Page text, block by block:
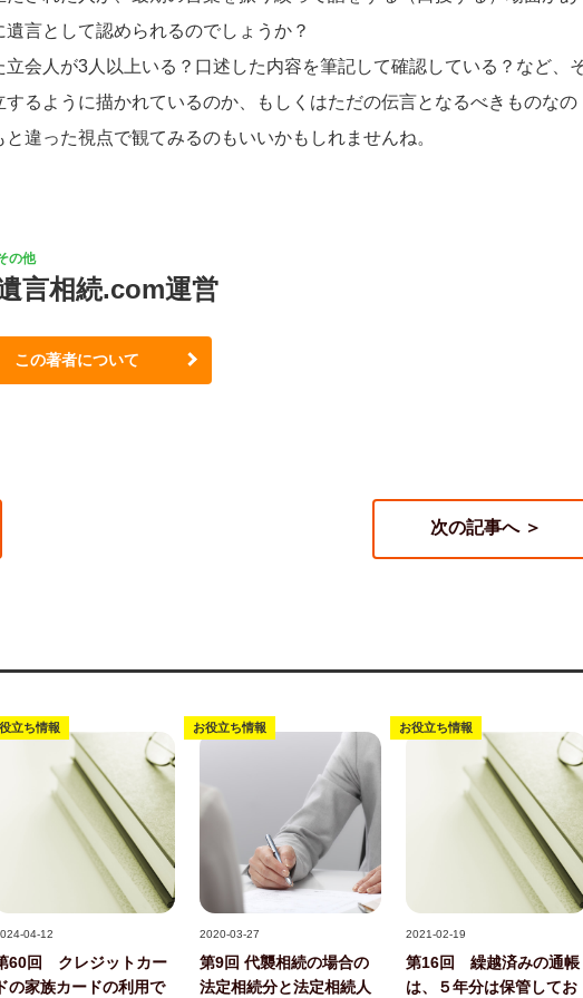
言として認められるのでしょうか？
会人が3人以上いる？口述した内容を筆記して確認している？など、
るように描かれているのか、もしくはただの伝言となるべきものなの
違った視点で観てみるのもいいかもしれませんね。
言相続.com運営
この著者について
次の記事へ ＞
立ち情報
04-12
60回 クレジットカー
ドの家族カードの利用で
お役立ち情報
2020-03-27
第9回 代襲相続の場合の
法定相続分と法定相続人
お役立ち情報
2021-02-19
第16回 繰越済みの通帳
は、５年分は保管してお